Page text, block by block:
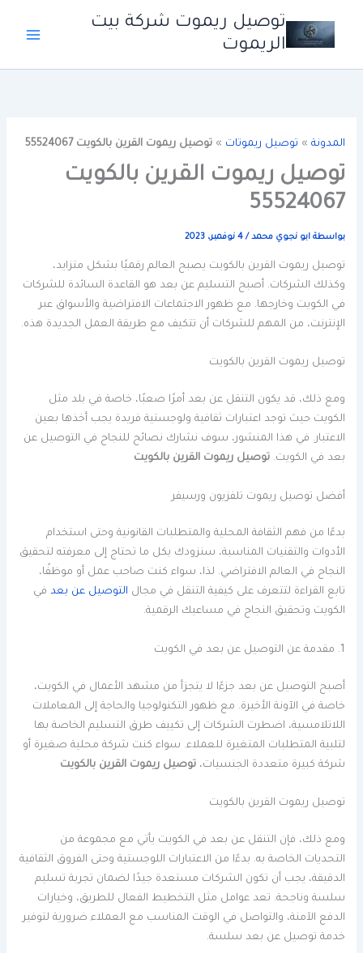
المحتوى
توصيل ريموت شركة بيت
الريموت
المدونة » توصيل ريموتات »توصيل ريموت القرين بالكويت 55524067
توصيل ريموت القرين بالكويت
55524067
بواسطة ابو نجوي محمد/4 نوفمبر، 2023
توصيل ريموت القرين بالكويت يصبح العالم رقميًا بشكل متزايد،
وكذلك الشركات. أصبح التسليم عن بعد هو القاعدة السائدة للشركات
في الكويت وخارجها. مع ظهور الاجتماعات الافتراضية والأسواق عبر
الإنترنت، من المهم للشركات أن تتكيف مع طريقة العمل الجديدة هذه.
توصيل ريموت القرين بالكويت
ومع ذلك، قد يكون التنقل عن بعد أمرًا صعبًا، خاصة في بلد مثل
الكويت حيث توجد اعتبارات ثقافية ولوجستية فريدة يجب أخذها بعين
الاعتبار. في هذا المنشور، سوف نشارك نصائح للنجاح في التوصيل عن
بعد في الكويت.توصيل ريموت القرين بالكويت
أفضل توصيل ريموت تلفزيون ورسيفر
بدءًا من فهم الثقافة المحلية والمتطلبات القانونية وحتى استخدام
الأدوات والتقنيات المناسبة، سنزودك بكل ما تحتاج إلى معرفته لتحقيق
النجاح في العالم الافتراضي. لذا، سواء كنت صاحب عمل أو موظفًا،
تابع القراءة لتتعرف على كيفية التنقل في مجال التوصيل عن بعد في
الكويت وتحقيق النجاح في مساعيك الرقمية.
1. مقدمة عن التوصيل عن بعد في الكويت
أصبح التوصيل عن بعد جزءًا لا يتجزأ من مشهد الأعمال في الكويت،
خاصة في الآونة الأخيرة. مع ظهور التكنولوجيا والحاجة إلى المعاملات
اللاتلامسية، اضطرت الشركات إلى تكييف طرق التسليم الخاصة بها
لتلبية المتطلبات المتغيرة للعملاء. سواء كنت شركة محلية صغيرة أو
شركة كبيرة متعددة الجنسيات،توصيل ريموت القرين بالكويت
توصيل ريموت القرين بالكويت
ومع ذلك، فإن التنقل عن بعد في الكويت يأتي مع مجموعة من
التحديات الخاصة به. بدءًا من الاعتبارات اللوجستية وحتى الفروق الثقافية
الدقيقة، يجب أن تكون الشركات مستعدة جيدًا لضمان تجربة تسليم
سلسة وناجحة. تعد عوامل مثل التخطيط الفعال للطريق، وخيارات
الدفع الآمنة، والتواصل في الوقت المناسب مع العملاء ضرورية لتوفير
خدمة توصيل عن بعد سلسة.